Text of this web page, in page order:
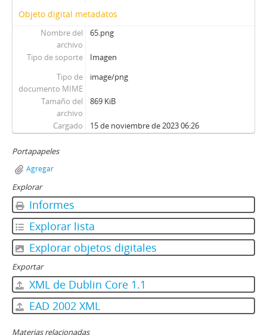
Objeto digital metadatos
Nombre del
archivo
65.png
Tipo de soporte
Imagen
Tipo de
documento MIME
image/png
Tamaño del
archivo
869 KiB
Cargado 15 de noviembre de 2023 06:26
Portapapeles
Agregar
Explorar
Informes
Explorar lista
Explorar objetos digitales
Exportar
XML de Dublin Core 1.1
EAD 2002 XML
Materias relacionadas